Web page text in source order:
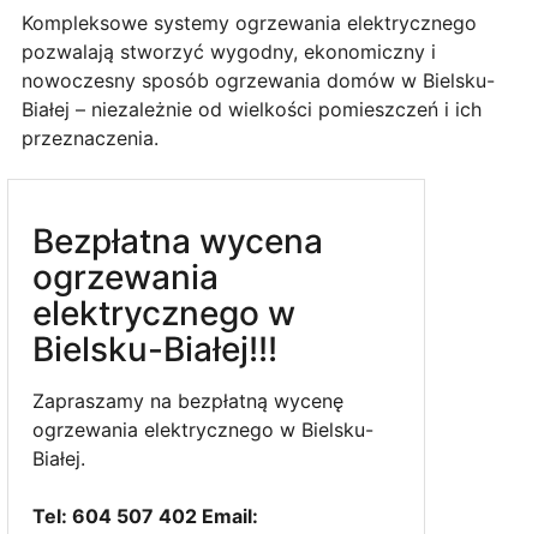
Kompleksowe systemy ogrzewania elektrycznego
pozwalają stworzyć wygodny, ekonomiczny i
nowoczesny sposób ogrzewania domów w Bielsku-
Białej – niezależnie od wielkości pomieszczeń i ich
przeznaczenia.
Bezpłatna wycena
ogrzewania
elektrycznego w
Bielsku-Białej!!!
Zapraszamy na bezpłatną wycenę
ogrzewania elektrycznego w Bielsku-
Białej.
Tel: 604 507 402 Email: